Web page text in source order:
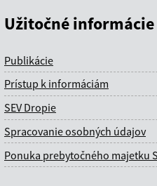
Užitočné informácie
Publikácie
Prístup k informáciám
SEV Dropie
Spracovanie osobných údajov
Ponuka prebytočného majetku